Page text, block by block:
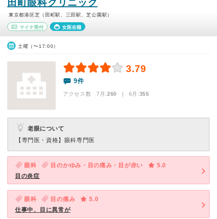
田町眼科クリニック
東京都港区芝（田町駅、三田駅、芝公園駅）
マイナ受付 女医在籍
土曜（〜17:00）
3.79
9件
アクセス数 7月:260 | 6月:355
老眼について
【専門医・資格】 眼科専門医
眼科 目のかゆみ・目の痛み・目が赤い
5.0
目の炎症
眼科 目の痛み
5.0
仕事中、目に異常が